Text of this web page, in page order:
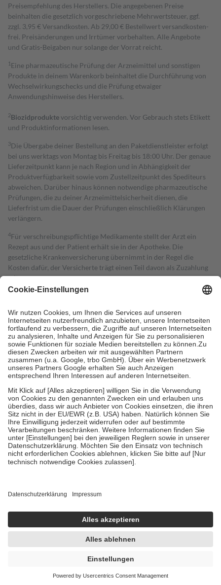
Preisempfehlung des Herstellers. Die angegebenen Preise
beinhalten die gesetzlich vorgeschriebene Mehrwertsteuer, ggf.
zzgl. 3,95 € Versandkosten. Ab 29,00 € Bestell­wert versand­kosten­
frei. Preisänderungen und Irrtümer vorbehalten. Alle Angebote
und Gratis-Beigaben nur solange der Vorrat reicht.
1 Eine pharmazeutische Prüfung der Arzneimittel und sonstigen
Produkte in deinem Warenkorb beinhaltet die Durchführung von
Wechselwirkungschecks und die Prüfung etwaiger
Anwendungshinweise des Herstellers.
2Biozidproduktevorsichtig verwenden. Vor Gebrauch stets Etikett
und Produktinformationen lesen.
3Die Übergabe deiner Bestellung an den Paketdienstleister erfolgt
bei uns werktags von Montag bis Freitag bis 18:00 Uhr. Der genaue
Lieferzeitpunkt kann je nach Region und in Abhängigkeit der
Produktverfügbarkeit sowie vom Zustellzeitpunkt des Spediteurs
abweichen. Darüber hinaus können notwendige pharmazeutische
Prüfungen, die zu deiner Arzneimittelsicherheit dienen, die
Lieferfrist um die Dauer der Prüfungen einschließlich Klärungen
verlängern.
4Für verschreibungspflichtige Medikamente stellt der Arzt ein
Rezept aus und der Patient erhält sie in der Apotheke. Die
gesetzliche Krankenversicherung übernimmt in der Regel die
Kosten dafür, der Versicherte trägt einen Teil davon als Zuzahlung
mit.
Grundsätzlich leisten Mitglieder Zuzahlungen in Höhe von zehn
höchstens zehn Euro.
Es sind jedoch nie mehr als die tatsächlichen
Kosten der Leistung zu entrichten.
Diese Regeln gelten grundsätzlich auch für Online-Apotheken.
Bei Heilmitteln und häuslicher Krankenpflege beträgt die
Zuzahlung zehn Prozent der Kosten sowie zehn Euro je
Verordnung.
Um das Engagement der Versicherten für ihre eigene Gesundheit zu
stärken und die besondere Stellung der Familie zu unterstützen,
fallenkeine Zuzahlungenan bei:
• Kindern und Jugendlichen bis zum vollendeten 18. Lebensjahr
mit Ausnahme der Fahrkosten
• Untersuchungen zur Vorsorge und Früherkennung, die von der
GKV getragen werden
• empfohlenen Schutzimpfungen
• Harn- und Blutteststreifen
getroffen, um sicherzustellen, dass es sich um echte Bewertungen
https://help.etrusted.com/hc/de/articles/4419944605341
Einige Bilder und Inhalte wurden unter Zuhilfenahme künstlicher